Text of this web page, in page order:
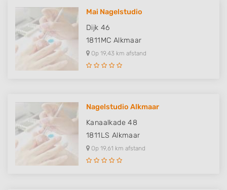
Mai Nagelstudio
Dijk 46
1811MC Alkmaar
Op 19,43 km afstand
Nagelstudio Alkmaar
Kanaalkade 48
1811LS Alkmaar
Op 19,61 km afstand